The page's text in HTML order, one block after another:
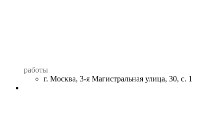
работы
г. Москва, 3-я Магистральная улица, 30, с. 1